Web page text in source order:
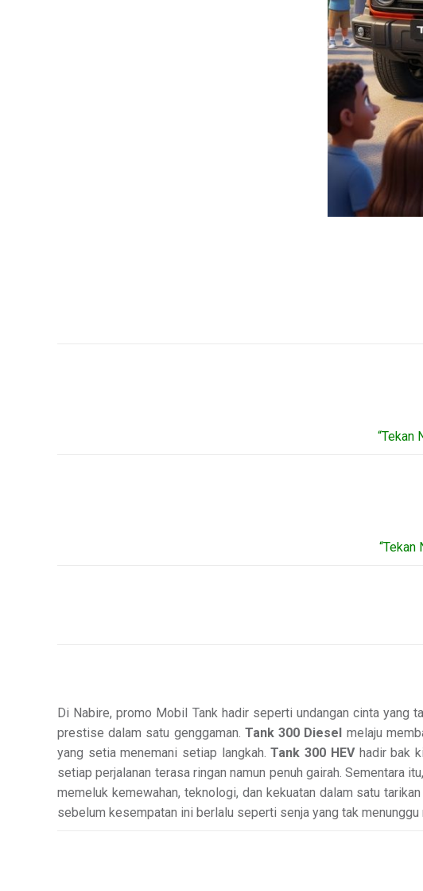
“Tekan
“Tekan
Di Nabire, promo Mobil Tank hadir seperti undangan cinta yang
prestise dalam satu genggaman. Tank 300 Diesel melaju
yang setia menemani setiap langkah.Tank 300 HEVhadir bak
setiap perjalanan terasa ringan namun penuh gairah. Sementara itu,
memeluk kemewahan, teknologi, dan kekuatan dalam satu
sebelum kesempatan ini berlalu seperti senja yang tak menunggu